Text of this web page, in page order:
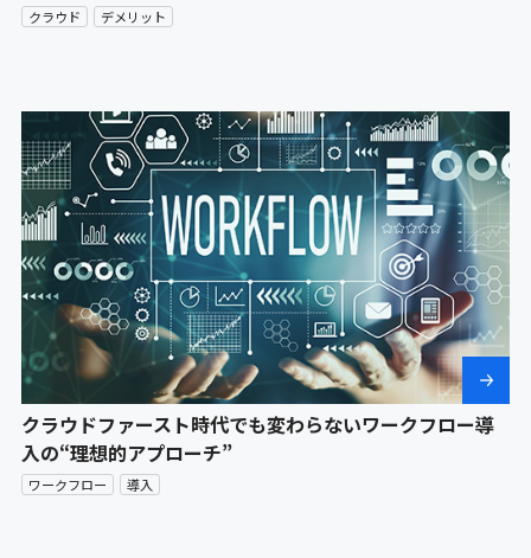
クラウド デメリット
クラウドファースト時代でも変わらないワークフロー導
入の“理想的アプローチ”
ワークフロー 導入